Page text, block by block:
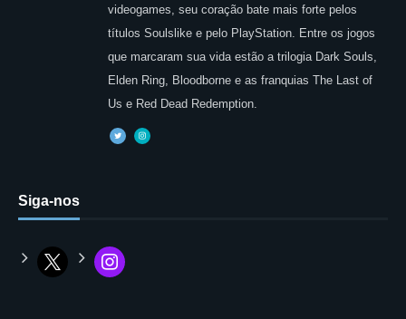
videogames, seu coração bate mais forte pelos
títulos Soulslike e pelo PlayStation. Entre os jogos
que marcaram sua vida estão a trilogia Dark Souls,
Elden Ring, Bloodborne e as franquias The Last of
Us e Red Dead Redemption.
Siga-nos